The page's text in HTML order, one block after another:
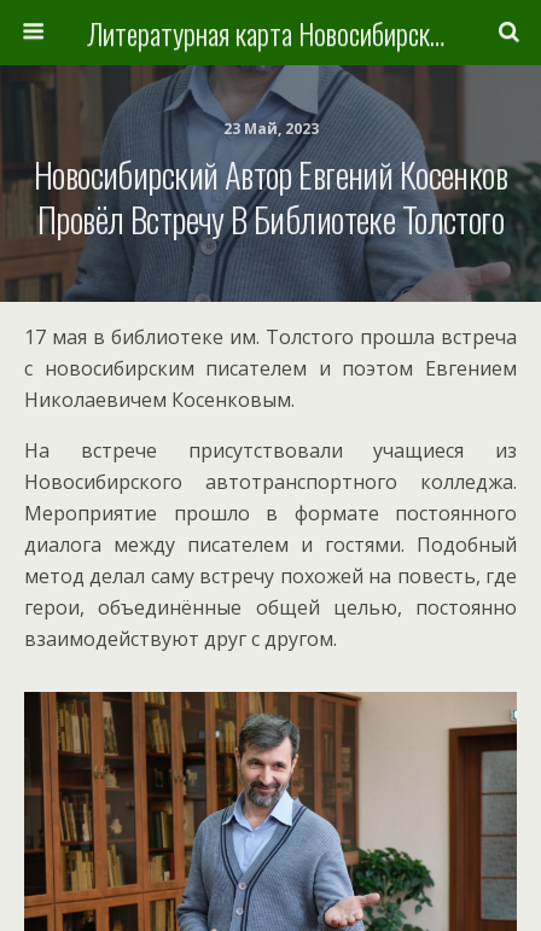
Литературная карта Новосибирска и Новосибирской области
23 Май, 2023
Новосибирский Автор Евгений Косенков
Провёл Встречу В Библиотеке Толстого
17 мая в библиотеке им. Толстого прошла встреча
с новосибирским писателем и поэтом Евгением
Николаевичем Косенковым.
На встрече присутствовали учащиеся из
Новосибирского автотранспортного колледжа.
Мероприятие прошло в формате постоянного
диалога между писателем и гостями. Подобный
метод делал саму встречу похожей на повесть, где
герои, объединённые общей целью, постоянно
взаимодействуют друг с другом.